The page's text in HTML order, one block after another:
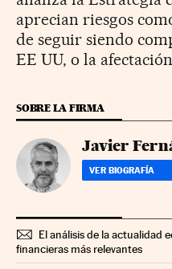
aprecian riesgos
de seguir siendo
EE UU, o la
SOBRE LA FIRMA
Javier
VER BIOGRAFÍA
El análisis de la actualidad
financieras más relevantes